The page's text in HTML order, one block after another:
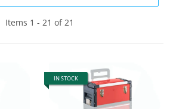
Items 1 - 21 of 21
IN STOCK